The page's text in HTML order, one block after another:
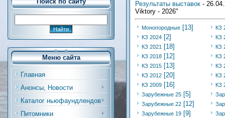
Меню сайта
Главная
Анонсы, Новости
Каталог ньюфаундлендов
Питомники
Результаты выставок -
Viktory - 2026"
Монопородные [13]
КЗ
КЗ 2024 [2]
КЗ
КЗ 2021
[18]
КЗ
КЗ 2018 [12]
КЗ
КЗ 2015 [13]
КЗ
КЗ 2012 [20]
КЗ
КЗ 2009 [16]
КЗ
Зарубежные 25 [5]
Зарубежные 22 [12]
Зарубежные 19 [9]